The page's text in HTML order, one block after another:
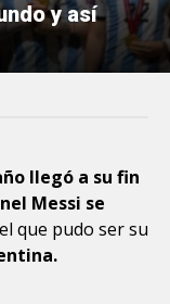
y así
llegó a su fin
Messi se
que pudo ser su